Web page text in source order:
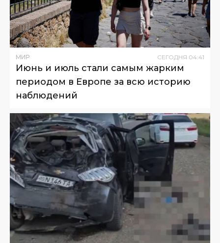
МИР СЕГОДНЯ 04:41
Июнь и июль стали самым жарким
периодом в Европе за всю историю
наблюдений